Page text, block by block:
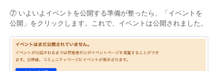
⑦ いよいよイベントを公開する準備が整ったら、「イベントを
公開」をクリックします。これで、イベントは公開されました。